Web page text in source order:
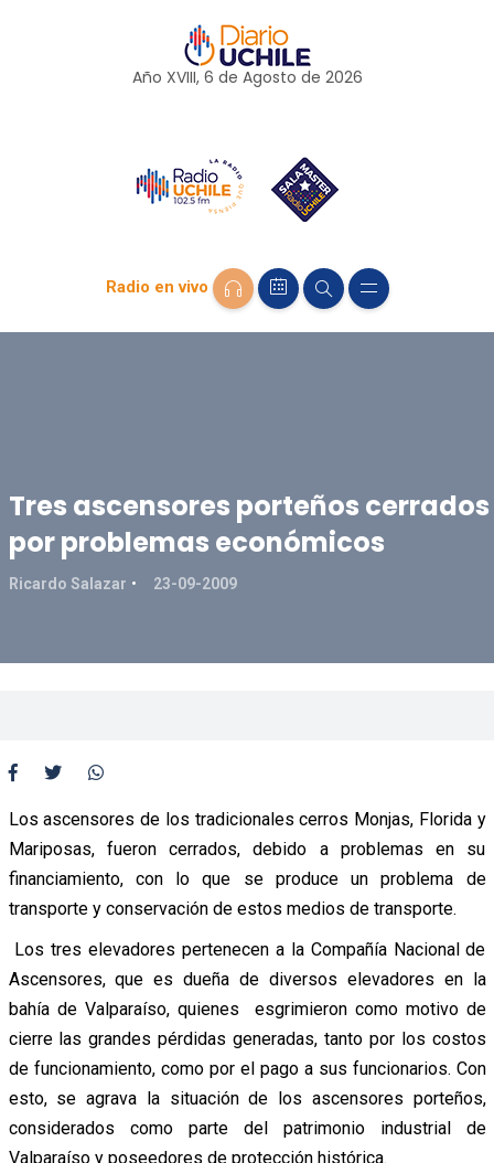
Año XVIII, 6 de Agosto de 2026
Radio en vivo
Tres ascensores porteños cerrados
por problemas económicos
Ricardo Salazar 23-09-2009
Los ascensores de los tradicionales cerros Monjas, Florida y
Mariposas, fueron cerrados, debido a problemas en su
financiamiento, con lo que se produce un problema de
transporte y conservación de estos medios de transporte.
Los tres elevadores pertenecen a la Compañía Nacional de
Ascensores, que es dueña de diversos elevadores en la
bahía de Valparaíso, quienes esgrimieron como motivo de
cierre las grandes pérdidas generadas, tanto por los costos
de funcionamiento, como por el pago a sus funcionarios. Con
esto, se agrava la situación de los ascensores porteños,
considerados como parte del patrimonio industrial de
Valparaíso y poseedores de protección histórica.